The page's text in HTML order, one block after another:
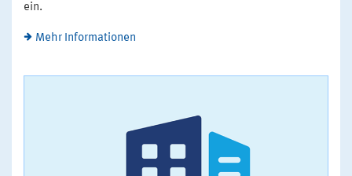
ein.
Mehr Informationen